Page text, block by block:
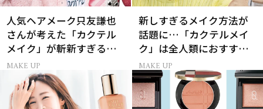
人気ヘアメーク只友謙也
さんが考えた「カクテル
メイク」が斬新すぎると
話題に！
MAKE UP
新しすぎるメイク方法が
話題に…「カクテルメイ
ク」は全人類におすすめ
の理由あり！
MAKE UP